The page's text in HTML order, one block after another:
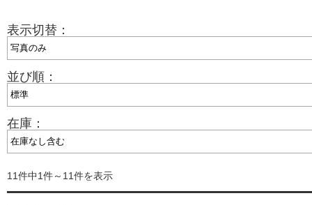
表示切替：
並び順：
在庫：
11件中1件～11件を表示